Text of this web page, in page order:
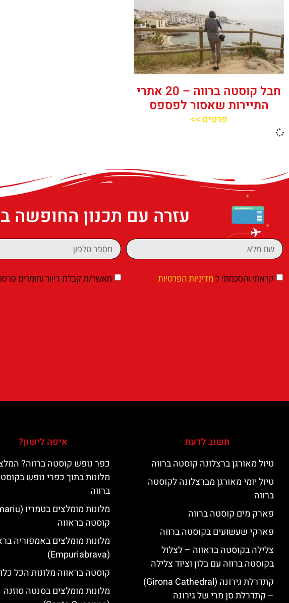
חבל קוסטה ברווה – 20 אתרי
התיירות שאסור לפספס
פרטים >>
עזרה עם תכנון החופשה
קראתי והסכמתי ל מדיניות הפרטיות מאשר/ת קבלת דיוור וחומרים
חשוב לדעת
טיול מאורגן ברצלונה קוסטה ברווה
טיול יומי מאורגן מברצלונה לקוסטה
ברווה
פארק מים קוסטה ברווה
פארקי שעשועים בקוסטה ברווה
צלילה בקוסטה בראווה – לצלול
בקוסטה ברווה עם בלון וציוד צלילה
קתדרלת גירונה (Girona Cathedral)
– קתדרלת סן מרי של גירונה
איפה לישון?
כפר נופש קוסטה ברווה?
מלונות בתוך כפרי נופש
ברווה
קוסטה בראווה
מלונות מומלצים באמפוריה
(Empuriabrava)
קוסטה בראווה מלונות הכל
מלונות מומלצים בסנטה סוזנה